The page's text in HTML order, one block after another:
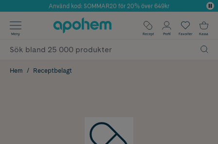
Årets Butik 2025 inom Skönhet
Använd kod: SOMMAR20 för 20% över 649kr
✓ Fri frakt
✓ Poäng på alla köp*
Meny Recept Profil Favoriter Kassa
Hem Receptbelagt